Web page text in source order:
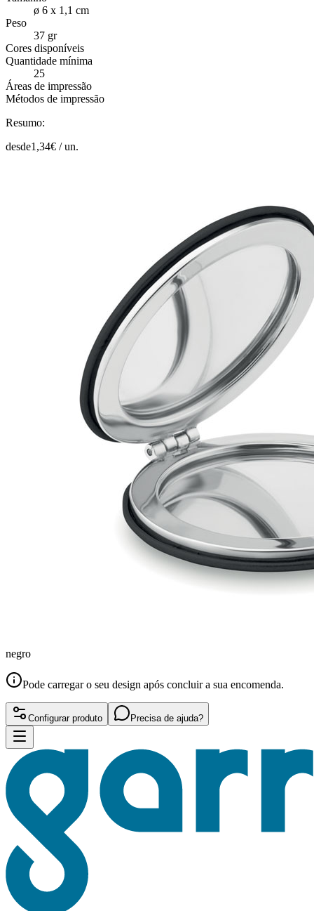
ø 6 x 1,1 cm
Peso
37 gr
Cores disponíveis
Quantidade mínima
25
Áreas de impressão
Métodos de impressão
Resumo:
desde1,34€ /un.
negro
Pode carregar o seu design após concluir a sua encomenda.
Configurar produto Precisa de ajuda?